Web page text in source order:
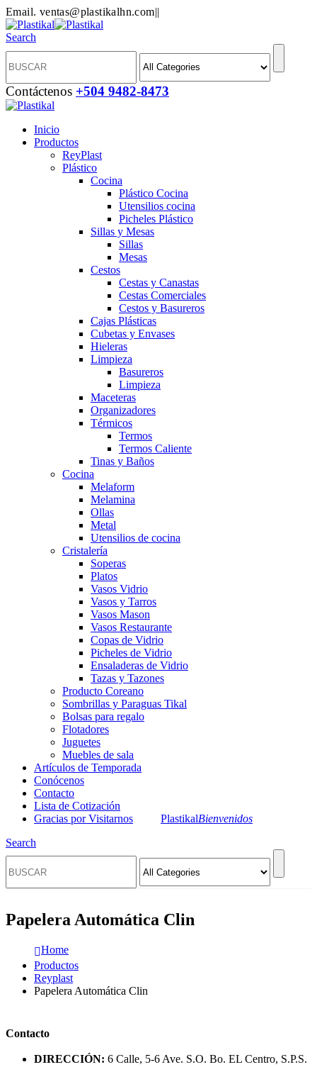
Email. ventas@plastikalhn.com||
Search
Contáctenos +504 9482-8473
Inicio
Productos
ReyPlast
Plástico
Cocina
Plástico Cocina
Utensilios cocina
Picheles Plástico
Sillas y Mesas
Sillas
Mesas
Cestos
Cestas y Canastas
Cestas Comerciales
Cestos y Basureros
Cajas Plásticas
Cubetas y Envases
Hieleras
Limpieza
Basureros
Limpieza
Maceteras
Organizadores
Térmicos
Termos
Termos Caliente
Tinas y Baños
Cocina
Melaform
Melamina
Ollas
Metal
Utensilios de cocina
Cristalería
Soperas
Platos
Vasos Vidrio
Vasos y Tarros
Vasos Mason
Vasos Restaurante
Copas de Vidrio
Picheles de Vidrio
Ensaladeras de Vidrio
Tazas y Tazones
Producto Coreano
Sombrillas y Paraguas Tikal
Bolsas para regalo
Flotadores
Juguetes
Muebles de sala
Artículos de Temporada
Conócenos
Contacto
Lista de Cotización
Gracias por Visitarnos
PlastikalBienvenidos
Search
Papelera Automática Clin
Home
Productos
Reyplast
Papelera Automática Clin
Contacto
DIRECCIÓN: 6 Calle, 5-6 Ave. S.O. Bo. EL Centro, S.P.S.